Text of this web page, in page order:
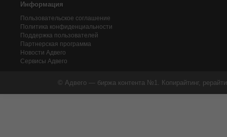
Информация
Пользовательское соглашение
Политика конфиденциальности
Поддержка пользователей
Партнерская программа
Новости Адвего
Сервисы Адвего
© Адвего — биржа контента №1. Копирайтинг,